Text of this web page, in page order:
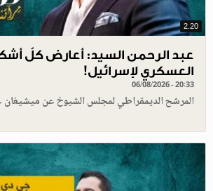
2.20
عبد الرحمن السيد: أعارض كلّ
العسكري لإسرائيل!
06/08/2026 - 20:33
المرشح الديمقراطي لمجلس الشيوخ عن ميشيغان